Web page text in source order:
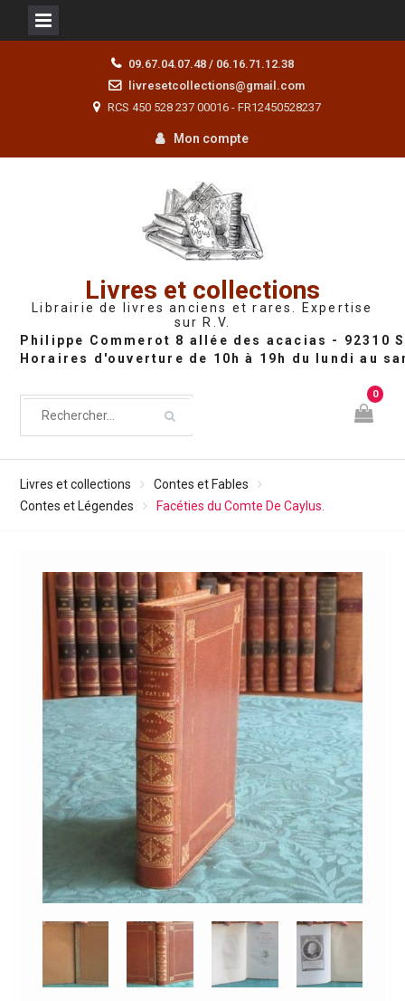
09.67.04.07.48 / 06.16.71.12.38
livresetcollections@gmail.com
RCS 450 528 237 00016 - FR12450528237
Mon compte
Livres et collections
Librairie de livres anciens et rares. Expertise
sur R.V.
0
Livres et collections
Contes et Fables
Contes et Légendes
Facéties du Comte De Caylus.